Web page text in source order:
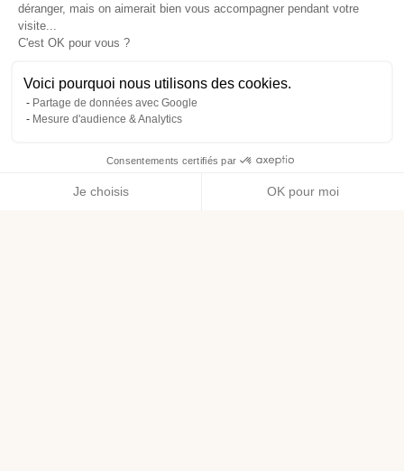
déranger, mais on aimerait bien vous accompagner pendant votre
visite...
C'est OK pour vous ?
Voici pourquoi nous utilisons des cookies.
Partage de données avec Google
Mesure d'audience & Analytics
Consentements certifiés par
Je choisis OK pour moi